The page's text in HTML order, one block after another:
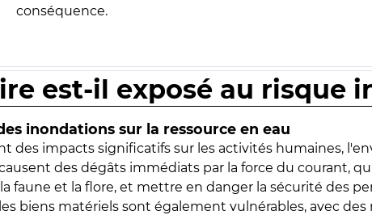
conséquence.
est-il exposé au risque
inondations sur la ressource en eau
des impacts significatifs sur les activités humaines,
des dégâts immédiats par la force du courant,
faune et la flore, et mettre en danger la sécurité des
biens matériels sont également vulnérables, avec des